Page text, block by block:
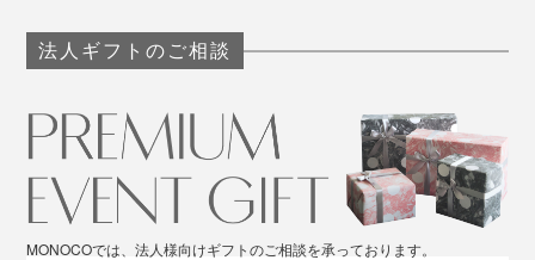
法人ギフトのご相談
MONOCOでは、法人様向けギフトのご相談を承っております。